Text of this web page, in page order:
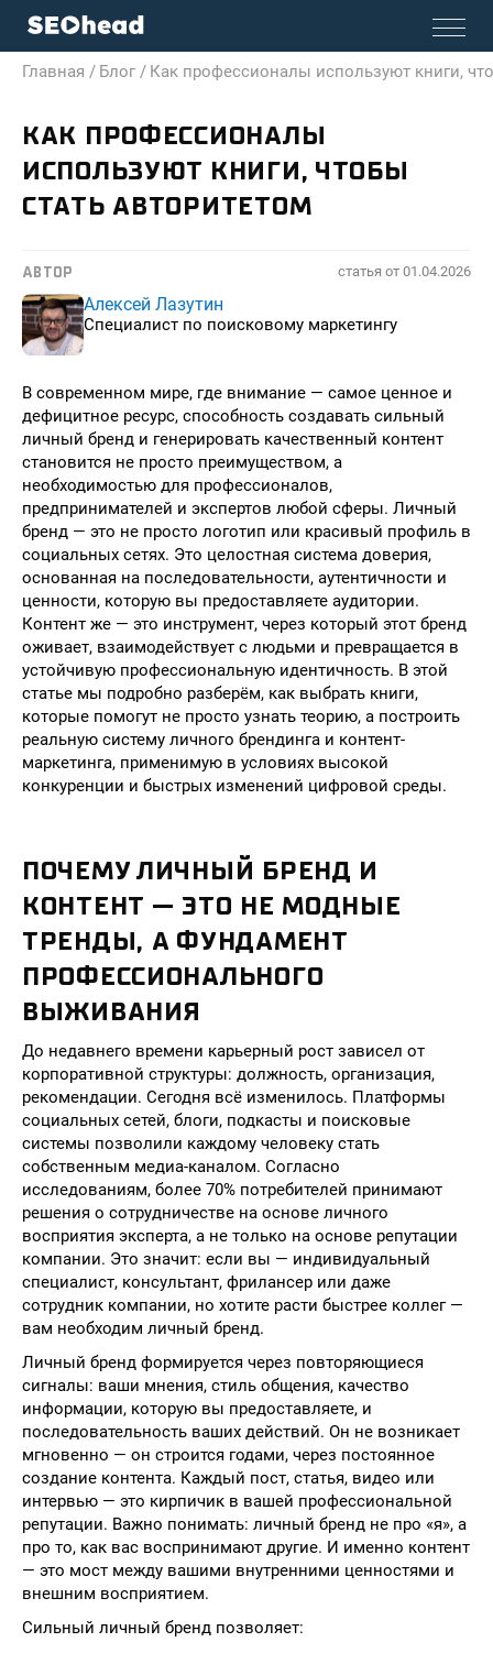
Главная / Блог / Как профессионалы используют книги,
КАК ПРОФЕССИОНАЛЫ
ИСПОЛЬЗУЮТ КНИГИ, ЧТОБЫ
СТАТЬ АВТОРИТЕТОМ
АВТОР статья от 01.04.2026
Алексей Лазутин
Специалист по поисковому маркетингу
В современном мире, где внимание — самое ценное и
дефицитное ресурс, способность создавать сильный
личный бренд и генерировать качественный контент
становится не просто преимуществом, а
необходимостью для профессионалов,
предпринимателей и экспертов любой сферы. Личный
бренд — это не просто логотип или красивый профиль в
социальных сетях. Это целостная система доверия,
основанная на последовательности, аутентичности и
ценности, которую вы предоставляете аудитории.
Контент же — это инструмент, через который этот бренд
оживает, взаимодействует с людьми и превращается в
устойчивую профессиональную идентичность. В этой
статье мы подробно разберём, как выбрать книги,
которые помогут не просто узнать теорию, а построить
реальную систему личного брендинга и контент-
маркетинга, применимую в условиях высокой
конкуренции и быстрых изменений цифровой среды.
ПОЧЕМУ ЛИЧНЫЙ БРЕНД И
КОНТЕНТ — ЭТО НЕ МОДНЫЕ
ТРЕНДЫ, А ФУНДАМЕНТ
ПРОФЕССИОНАЛЬНОГО
ВЫЖИВАНИЯ
До недавнего времени карьерный рост зависел от
корпоративной структуры: должность, организация,
рекомендации. Сегодня всё изменилось. Платформы
социальных сетей, блоги, подкасты и поисковые
системы позволили каждому человеку стать
собственным медиа-каналом. Согласно
исследованиям, более 70% потребителей принимают
решения о сотрудничестве на основе личного
восприятия эксперта, а не только на основе репутации
компании. Это значит: если вы — индивидуальный
специалист, консультант, фрилансер или даже
сотрудник компании, но хотите расти быстрее коллег —
вам необходим личный бренд.
Личный бренд формируется через повторяющиеся
сигналы: ваши мнения, стиль общения, качество
информации, которую вы предоставляете, и
последовательность ваших действий. Он не возникает
мгновенно — он строится годами, через постоянное
создание контента. Каждый пост, статья, видео или
интервью — это кирпичик в вашей профессиональной
репутации. Важно понимать: личный бренд не про «я», а
про то, как вас воспринимают другие. И именно контент
— это мост между вашими внутренними ценностями и
внешним восприятием.
Сильный личный бренд позволяет: